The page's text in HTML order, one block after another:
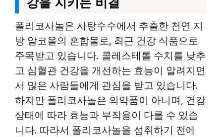
폴리코사놀은 사탕수수에서 추출한 천연 지
방 알코올의 혼합물로, 최근 건강 식품으로
주목받고 있습니다. 콜레스테롤 수치를 낮추
고 심혈관 건강을 개선하는 효능이 알려지면
서 많은 사람들에게 관심을 받고 있습니다.
하지만 폴리코사놀은 의약품이 아니며, 건강
상태에 따라 효능과 부작용이 다를 수 있습
니다. 따라서 폴리코사놀을 섭취하기 전에